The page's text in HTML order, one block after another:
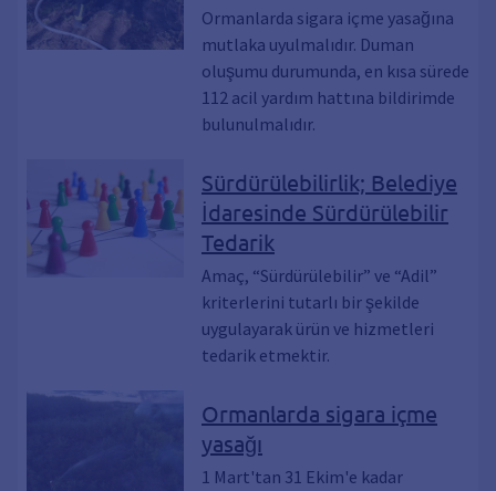
Ormanlarda sigara içme yasağına
mutlaka uyulmalıdır. Duman
oluşumu durumunda, en kısa sürede
112 acil yardım hattına bildirimde
bulunulmalıdır.
Sürdürülebilirlik; Belediye
İdaresinde Sürdürülebilir
Tedarik
Amaç, “Sürdürülebilir” ve “Adil”
kriterlerini tutarlı bir şekilde
uygulayarak ürün ve hizmetleri
tedarik etmektir.
Ormanlarda sigara içme
yasağı
1 Mart'tan 31 Ekim'e kadar